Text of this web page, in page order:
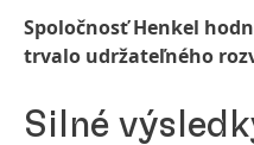
Spoločnosť Henkel
trvalo udržateľného
Silné